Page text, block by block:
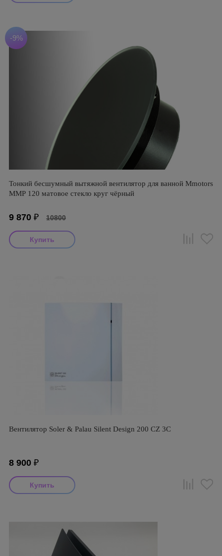
-9%
Тонкий бесшумный вытяжной вентилятор для ванной Mmotors
ММР 120 матовое стекло круг чёрный
9 870 ₽ 10800
Вентилятор Soler & Palau Silent Design 200 CZ 3C
8 900 ₽